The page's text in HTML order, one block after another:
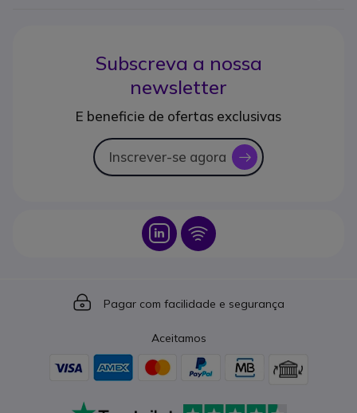
Subscreva a nossa
newsletter
E beneficie de ofertas exclusivas
Inscrever-se agora icon
Icon Icon
Icon
Pagar com facilidade e segurança
Aceitamos